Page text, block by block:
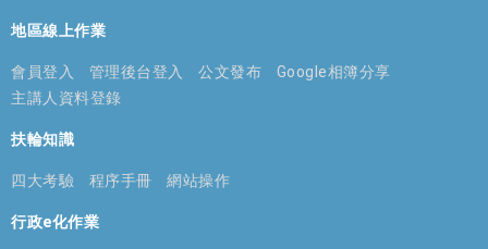
地區線上作業
會員登入 管理後台登入 公文發布
Google相簿分享
主講人資料登錄
扶輪知識
四大考驗 程序手冊 網站操作
行政e化作業